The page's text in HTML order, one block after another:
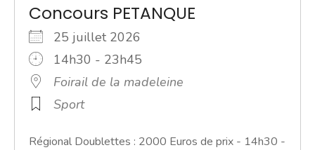
Concours PETANQUE
25 juillet 2026
14h30 - 23h45
Foirail de la madeleine
Sport
Régional Doublettes : 2000 Euros de prix - 14h30 -